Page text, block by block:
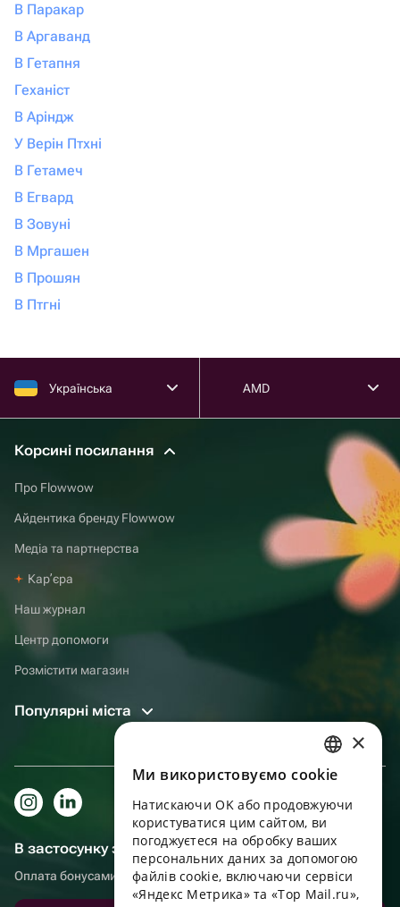
В Паракар
В Аргаванд
В Гетапня
Геханіст
В Аріндж
У Верін Птхні
В Гетамеч
В Егвард
В Зовуні
В Мргашен
В Прошян
В Птгні
Українська AMD
Корсині посилання
Про Flowwow
Айдентика бренду Flowwow
Медіа та партнерства
Карʼєра
Наш журнал
Центр допомоги
Розмістити магазин
Популярні міста
В застосунку зручніше!
Оплата бонусами, самовивіз, зручний чат підтримки
RUSSIAN
ENGLISH
UKRAINIAN
PORTUGUESE
SPANISH
×
Ми використовуємо cookie
Натискаючи OK або продовжуючи
користуватися цим сайтом, ви
погоджуєтеся на обробку ваших
персональних даних за допомогою
файлів cookie, включаючи сервіси
«Яндекс Метрика» та «Top Mail.ru»,